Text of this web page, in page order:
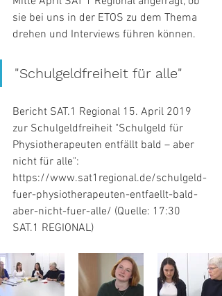
sie bei uns in der ETOS zu dem Thema
drehen und Interviews führen können.
"Schulgeldfreiheit für alle"
Bericht SAT.1 Regional 15. April 2019
zur Schulgeldfreiheit "Schulgeld für
Physiotherapeuten entfällt bald – aber
nicht für alle":
https://www.sat1regional.de/schulgeld-
fuer-physiotherapeuten-entfaellt-bald-
aber-nicht-fuer-alle/ (Quelle: 17:30
SAT.1 REGIONAL)